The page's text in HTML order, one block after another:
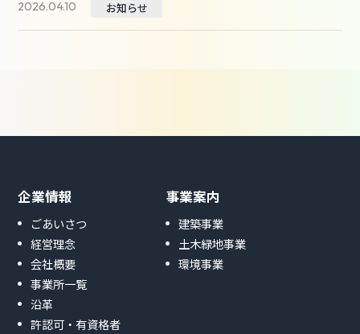
2026.04.10 お知らせ
企業情報
ごあいさつ
経営理念
会社概要
事業所一覧
沿革
許認可・有資格者
事業案内
建築事業
土木緑地事業
環境事業